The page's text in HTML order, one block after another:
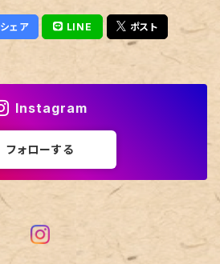
シェア LINE ポスト
Instagram
フォローする